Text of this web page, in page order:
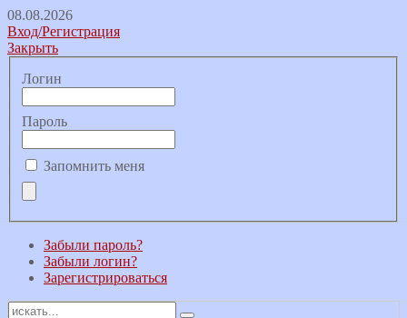
08.08.2026
Вход/Регистрация
Закрыть
Логин
Пароль
Запомнить меня
Забыли пароль?
Забыли логин?
Зарегистрироваться